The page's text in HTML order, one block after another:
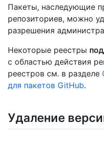
Пакеты, наследующие
репозиториев, можно
разрешения
Некоторые реестры
с областью действия
реестров см. в разделе
для пакетов GitHub.
Удаление